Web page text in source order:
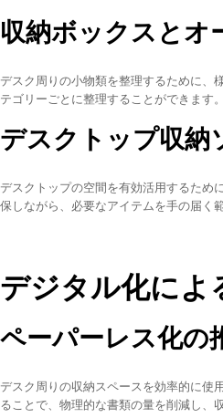
収納ボックスとオ
デスク周りの小物類を整理するために、
テゴリーごとに整理することができます
デスクトップ収納
デスクトップの空間を有効活用するため
保しながら、必要なアイテムを手の届く
デジタル化によ
ペーパーレス化の
デスク周りの収納スペースを効率的に使
ることで、物理的な書類の量を削減し、